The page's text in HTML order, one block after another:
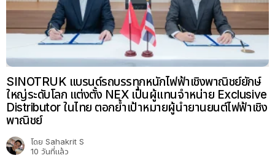
SINOTRUK แบรนด์รถบรรทุกหนักไฟฟ้าเชิงพาณิชย์ยักษ์
ใหญ่ระดับโลก แต่งตั้ง NEX เป็นผู้แทนจำหน่าย Exclusive
Distributor ในไทย ตอกย้ำเป้าหมายผู้นำยานยนต์ไฟฟ้าเชิง
พาณิชย์
โดย Sahakrit S
10 วันที่แล้ว